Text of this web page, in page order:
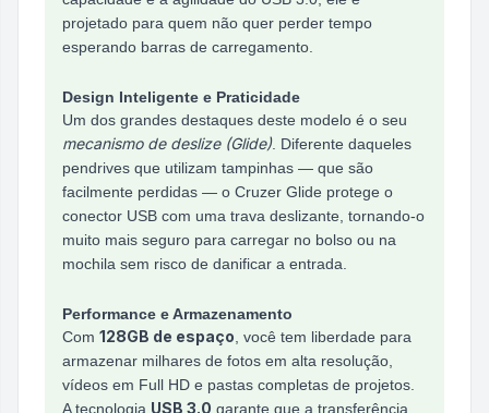
projetado para quem não quer perder tempo
esperando barras de carregamento.
Design Inteligente e Praticidade
Um dos grandes destaques deste modelo é o seu
mecanismo de deslize (Glide). Diferente daqueles
pendrives que utilizam tampinhas — que são
facilmente perdidas — o Cruzer Glide protege o
conector USB com uma trava deslizante, tornando-o
muito mais seguro para carregar no bolso ou na
mochila sem risco de danificar a entrada.
Performance e Armazenamento
Com 128GB de espaço , você tem liberdade para
armazenar milhares de fotos em alta resolução,
vídeos em Full HD e pastas completas de projetos.
A tecnologia USB 3.0 garante que a transferência